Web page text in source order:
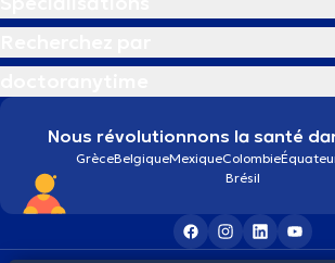
Nous révolutionnons la santé
GrèceBelgiqueMexiqueColombie
Brésil